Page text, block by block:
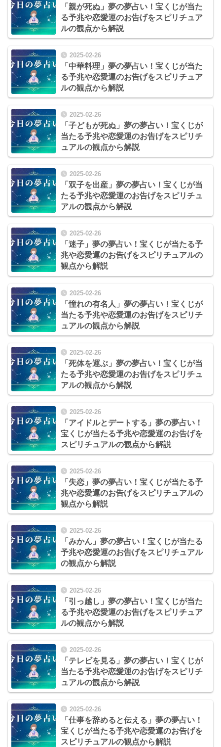
「親が死ぬ」夢の夢占い！宝くじが当た
る予兆や恋愛運のお告げをスピリチュア
ルの観点から解説
2025-02-26
「中華料理」夢の夢占い！宝くじが当た
る予兆や恋愛運のお告げをスピリチュア
ルの観点から解説
2025-02-26
「子どもが死ぬ」夢の夢占い！宝くじが
当たる予兆や恋愛運のお告げをスピリチ
ュアルの観点から解説
2025-02-26
「双子を出産」夢の夢占い！宝くじが当
たる予兆や恋愛運のお告げをスピリチュ
アルの観点から解説
2025-02-26
「迷子」夢の夢占い！宝くじが当たる予
兆や恋愛運のお告げをスピリチュアルの
観点から解説
2025-02-26
「憧れの有名人」夢の夢占い！宝くじが
当たる予兆や恋愛運のお告げをスピリチ
ュアルの観点から解説
2025-02-26
「死体を運ぶ」夢の夢占い！宝くじが当
たる予兆や恋愛運のお告げをスピリチュ
アルの観点から解説
2025-02-26
「アイドルとデートする」夢の夢占い！
宝くじが当たる予兆や恋愛運のお告げを
スピリチュアルの観点から解説
2025-02-26
「失恋」夢の夢占い！宝くじが当たる予
兆や恋愛運のお告げをスピリチュアルの
観点から解説
2025-02-26
「みかん」夢の夢占い！宝くじが当たる
予兆や恋愛運のお告げをスピリチュアル
の観点から解説
2025-02-26
「引っ越し」夢の夢占い！宝くじが当た
る予兆や恋愛運のお告げをスピリチュア
ルの観点から解説
2025-02-26
「テレビを見る」夢の夢占い！宝くじが
当たる予兆や恋愛運のお告げをスピリチ
ュアルの観点から解説
2025-02-26
「仕事を辞めると伝える」夢の夢占い！
宝くじが当たる予兆や恋愛運のお告げを
スピリチュアルの観点から解説